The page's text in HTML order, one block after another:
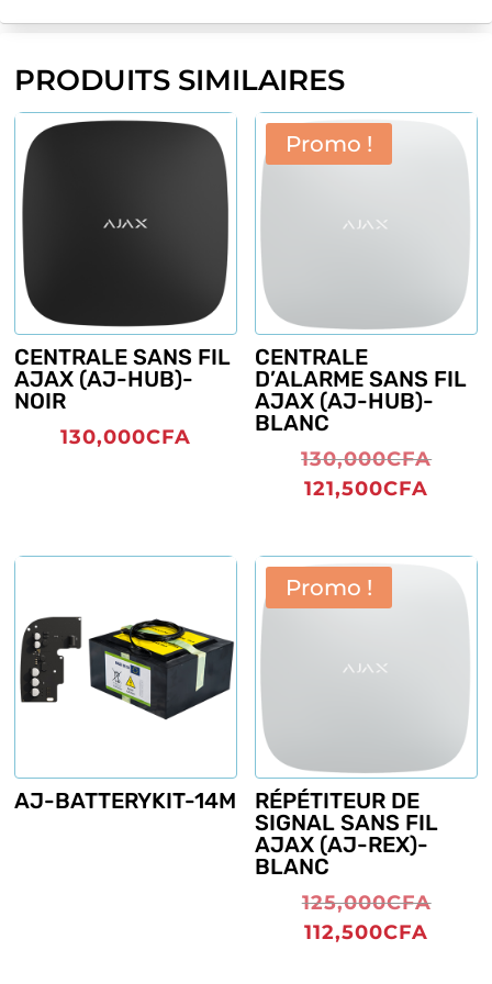
PRODUITS SIMILAIRES
CENTRALE SANS FIL
AJAX (AJ-HUB)-
NOIR
130,000CFA
Promo !
CENTRALE
D’ALARME SANS FIL
AJAX (AJ-HUB)-
BLANC
130,000CFALe
121,500CFA
AJ-BATTERYKIT-14M
Promo !
RÉPÉTITEUR DE
SIGNAL SANS FIL
AJAX (AJ-REX)-
BLANC
125,000CFALe
112,500CFA